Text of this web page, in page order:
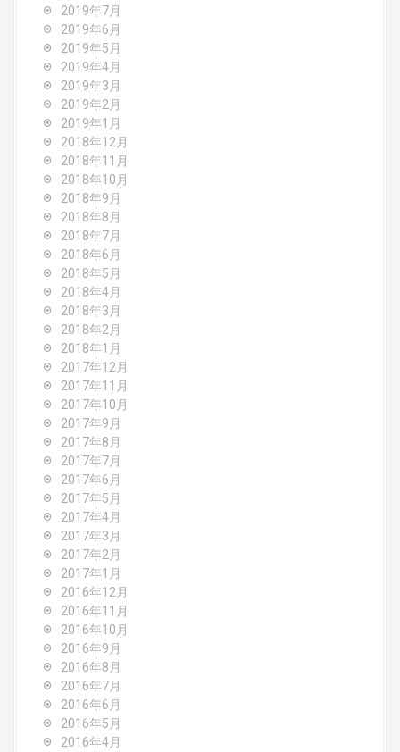
2019年7月
2019年6月
2019年5月
2019年4月
2019年3月
2019年2月
2019年1月
2018年12月
2018年11月
2018年10月
2018年9月
2018年8月
2018年7月
2018年6月
2018年5月
2018年4月
2018年3月
2018年2月
2018年1月
2017年12月
2017年11月
2017年10月
2017年9月
2017年8月
2017年7月
2017年6月
2017年5月
2017年4月
2017年3月
2017年2月
2017年1月
2016年12月
2016年11月
2016年10月
2016年9月
2016年8月
2016年7月
2016年6月
2016年5月
2016年4月